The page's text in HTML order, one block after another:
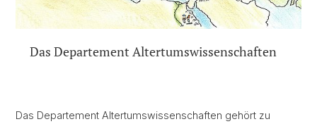
Das Departement Altertumswissenschaften
Das Departement Altertumswissenschaften gehört zu